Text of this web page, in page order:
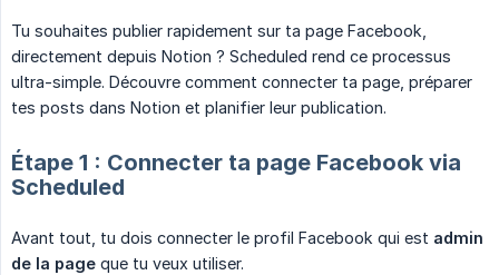
Tu souhaites publier rapidement sur ta page Facebook,
directement depuis Notion ? Scheduled rend ce processus
ultra-simple. Découvre comment connecter ta page, préparer
tes posts dans Notion et planifier leur publication.
Étape 1 : Connecter ta page Facebook via
Scheduled
Avant tout, tu dois connecter le profil Facebook qui est admin
de la page que tu veux utiliser.